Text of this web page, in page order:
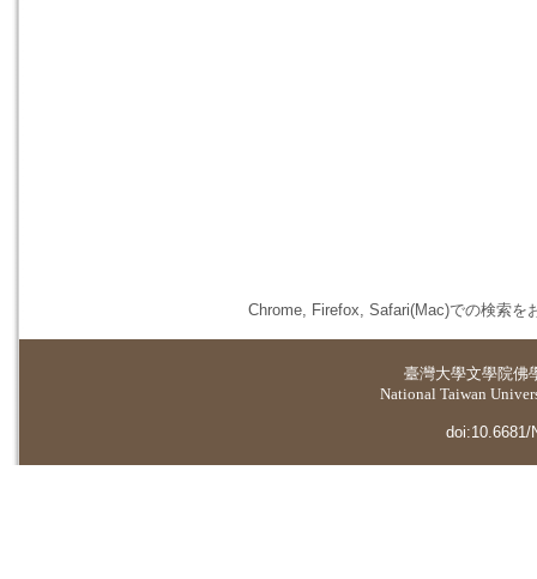
Chrome, Firefox, Safari(Mac)での検索を
臺灣大學文學院佛
National Taiwan
doi:10.6681/